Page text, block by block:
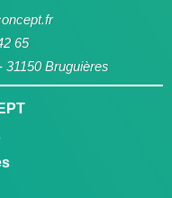
65
31150 Bruguières